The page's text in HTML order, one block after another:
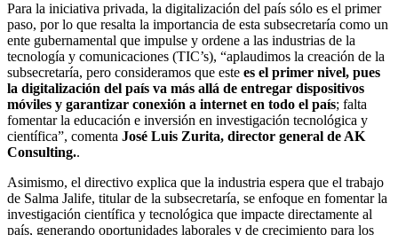
Para la iniciativa privada, la digitalización del país sólo es el primer
paso, por lo que resalta la importancia de esta subsecretaría como un
ente gubernamental que impulse y ordene a las industrias de la
tecnología y comunicaciones (TIC’s), “aplaudimos la creación de la
subsecretaría, pero consideramos que este es el primer nivel, pues
la digitalización del país va más allá de entregar dispositivos
móviles y garantizar conexión a internet en todo el país; falta
fomentar la educación e inversión en investigación tecnológica y
científica”, comenta José Luis Zurita, director general de AK
Consulting..
Asimismo, el directivo explica que la industria espera que el trabajo
de Salma Jalife, titular de la subsecretaría, se enfoque en fomentar la
investigación científica y tecnológica que impacte directamente al
país, generando oportunidades laborales y de crecimiento para los